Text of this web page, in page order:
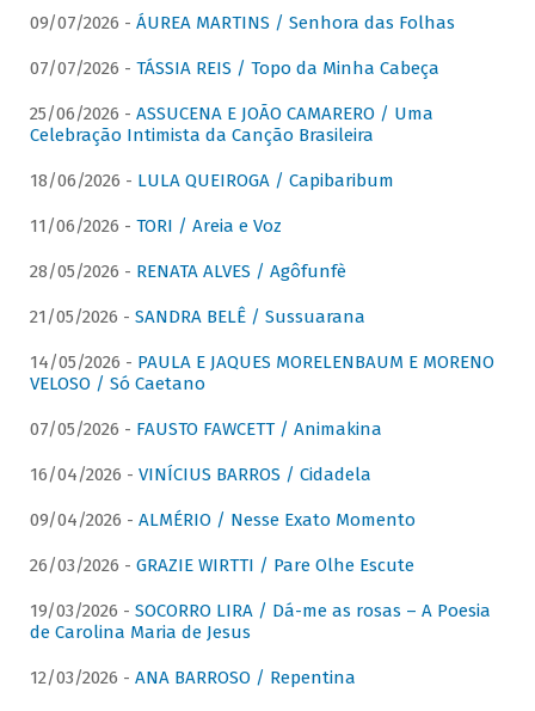
09/07/2026 - ÁUREA MARTINS / Senhora das Folhas
07/07/2026 - TÁSSIA REIS / Topo da Minha Cabeça
25/06/2026 - ASSUCENA E JOÃO CAMARERO / Uma
Celebração Intimista da Canção Brasileira
18/06/2026 - LULA QUEIROGA / Capibaribum
11/06/2026 - TORI / Areia e Voz
28/05/2026 - RENATA ALVES / Agôfunfè
21/05/2026 - SANDRA BELÊ / Sussuarana
14/05/2026 - PAULA E JAQUES MORELENBAUM E MORENO
VELOSO / Só Caetano
07/05/2026 - FAUSTO FAWCETT / Animakina
16/04/2026 - VINÍCIUS BARROS / Cidadela
09/04/2026 - ALMÉRIO / Nesse Exato Momento
26/03/2026 - GRAZIE WIRTTI / Pare Olhe Escute
19/03/2026 - SOCORRO LIRA / Dá-me as rosas – A Poesia
de Carolina Maria de Jesus
12/03/2026 - ANA BARROSO / Repentina